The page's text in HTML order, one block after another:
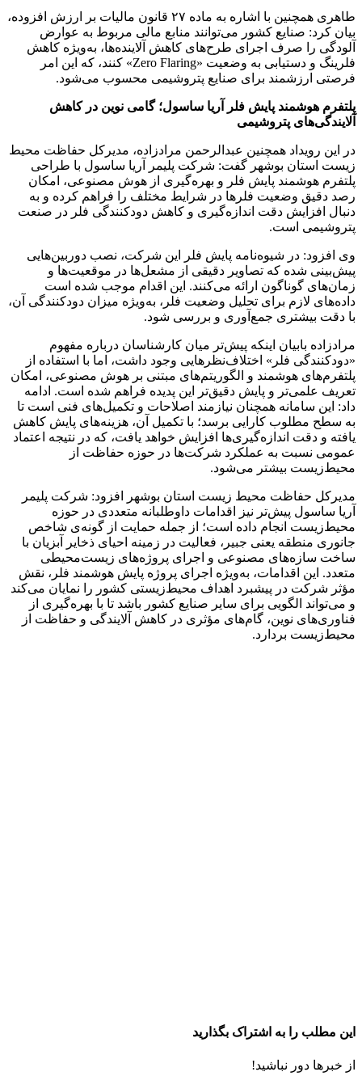
طاهری همچنین با اشاره به ماده ۲۷ قانون مالیات بر ارزش افزوده،
بیان کرد: صنایع کشور می‌توانند منابع مالی مربوط به عوارض
آلودگی را صرف اجرای طرح‌های کاهش آلاینده‌ها، به‌ویژه کاهش
فلرینگ و دستیابی به وضعیت «Zero Flaring» کنند، که این امر
فرصتی ارزشمند برای صنایع پتروشیمی محسوب می‌شود.
پلتفرم هوشمند پایش فلر آریا ساسول؛ گامی نوین در کاهش
آلایندگی‌های پتروشیمی
در این رویداد همچنین عبدالرحمن مرادزاده، مدیرکل حفاظت محیط
زیست استان بوشهر گفت: شرکت پلیمر آریا ساسول با طراحی
پلتفرم هوشمند پایش فلر و بهره‌گیری از هوش مصنوعی، امکان
رصد دقیق وضعیت فلرها در شرایط مختلف را فراهم کرده و به
دنبال افزایش دقت اندازه‌گیری و کاهش دودکنندگی فلر در صنعت
پتروشیمی است.
وی افزود: در شیوه‌نامه پایش فلر این شرکت، نصب دوربین‌هایی
پیش‌بینی شده که تصاویر دقیقی از مشعل‌ها در موقعیت‌ها و
زمان‌های گوناگون ارائه می‌کنند. این اقدام موجب شده است
داده‌های لازم برای تحلیل وضعیت فلر، به‌ویژه میزان دودکنندگی آن،
با دقت بیشتری جمع‌آوری و بررسی شود.
مرادزاده بابیان اینکه پیش‌تر میان کارشناسان درباره مفهوم
«دودکنندگی فلر» اختلاف‌نظرهایی وجود داشت، اما با استفاده از
پلتفرم‌های هوشمند و الگوریتم‌های مبتنی بر هوش مصنوعی، امکان
تعریف علمی‌تر و پایش دقیق‌تر این پدیده فراهم شده است. ادامه
داد: این سامانه همچنان نیازمند اصلاحات و تکمیل‌های فنی است تا
به سطح مطلوب کارایی برسد؛ با تکمیل آن، هزینه‌های پایش کاهش
یافته و دقت اندازه‌گیری‌ها افزایش خواهد یافت، که در نتیجه اعتماد
عمومی نسبت به عملکرد شرکت‌ها در حوزه حفاظت از
محیط‌زیست بیشتر می‌شود.
مدیرکل حفاظت محیط زیست استان بوشهر افزود: شرکت پلیمر
آریا ساسول پیش‌تر نیز اقدامات داوطلبانه متعددی در حوزه
محیط‌زیست انجام داده است؛ از جمله حمایت از گونه‌ی شاخص
جانوری منطقه یعنی جبیر، فعالیت در زمینه احیای ذخایر آبزیان با
ساخت سازه‌های مصنوعی و اجرای پروژه‌های زیست‌محیطی
متعدد. این اقدامات، به‌ویژه اجرای پروژه پایش هوشمند فلر، نقش
مؤثر شرکت در پیشبرد اهداف محیط‌زیستی کشور را نمایان می‌کند
و می‌تواند الگویی برای سایر صنایع کشور باشد تا با بهره‌گیری از
فناوری‌های نوین، گام‌های مؤثری در کاهش آلایندگی و حفاظت از
محیط‌زیست بردارد.
این مطلب را به اشتراک بگذارید
از خبرها دور نباشید!